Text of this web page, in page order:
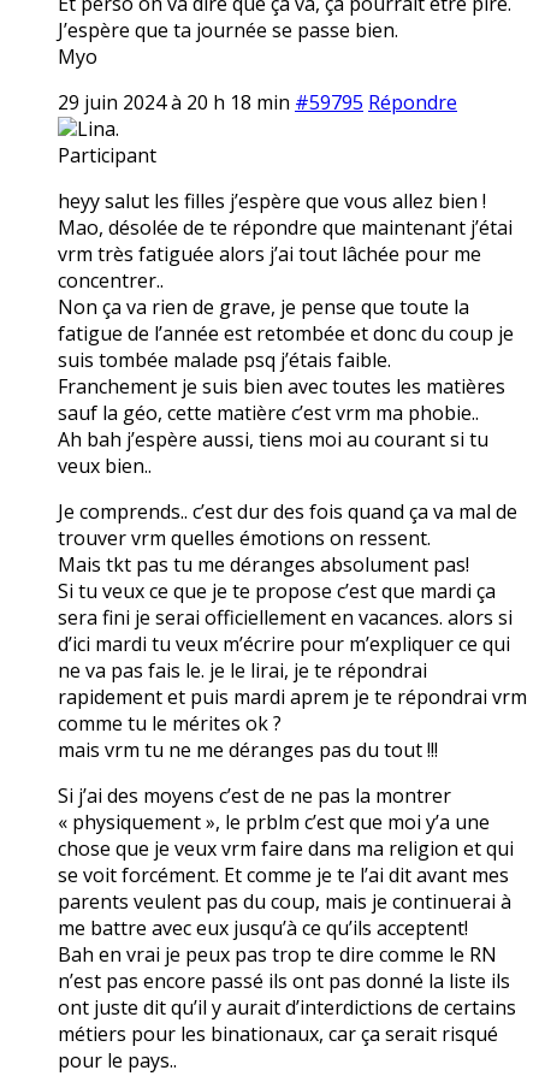
J’espère que ta journée se passe bien.
Myo
29 juin 2024 à 20 h 18 min #59795 Répondre
Lina.
Participant
heyy salut les filles j’espère que vous allez bien !
Mao, désolée de te répondre que maintenant j’étai
vrm très fatiguée alors j’ai tout lâchée pour me
concentrer..
Non ça va rien de grave, je pense que toute la
fatigue de l’année est retombée et donc du coup je
suis tombée malade psq j’étais faible.
Franchement je suis bien avec toutes les matières
sauf la géo, cette matière c’est vrm ma phobie..
Ah bah j’espère aussi, tiens moi au courant si tu
veux bien..
Je comprends.. c’est dur des fois quand ça va mal de
trouver vrm quelles émotions on ressent.
Mais tkt pas tu me déranges absolument pas!
Si tu veux ce que je te propose c’est que mardi ça
sera fini je serai officiellement en vacances. alors si
d’ici mardi tu veux m’écrire pour m’expliquer ce qui
ne va pas fais le. je le lirai, je te répondrai
rapidement et puis mardi aprem je te répondrai vrm
comme tu le mérites ok ?
mais vrm tu ne me déranges pas du tout !!!
Si j’ai des moyens c’est de ne pas la montrer
« physiquement », le prblm c’est que moi y’a une
chose que je veux vrm faire dans ma religion et qui
se voit forcément. Et comme je te l’ai dit avant mes
parents veulent pas du coup, mais je continuerai à
me battre avec eux jusqu’à ce qu’ils acceptent!
Bah en vrai je peux pas trop te dire comme le RN
n’est pas encore passé ils ont pas donné la liste ils
ont juste dit qu’il y aurait d’interdictions de certains
métiers pour les binationaux, car ça serait risqué
pour le pays..